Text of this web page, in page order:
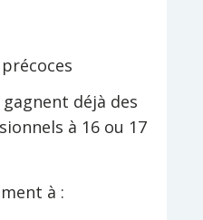
déjà des
à 16 ou 17
à :